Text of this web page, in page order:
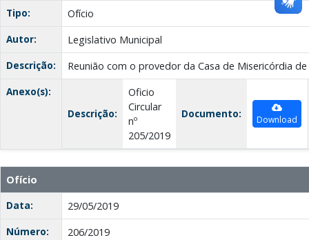
Tipo:
Ofício
Autor:
Legislativo Municipal
Descrição:
Reunião com o provedor da Casa de Misericórdia de
Anexo(s):
Descrição:
Oficio
Circular
nº
205/2019
Documento: Download
Ofício
Data:
29/05/2019
Número:
206/2019